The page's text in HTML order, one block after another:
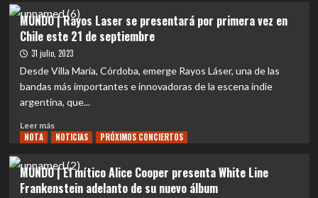
MUNDO | Rayos Laser se presentará por primera vez en
Chile este 21 de septiembre
31 julio, 2023
Desde Villa María, Córdoba, emerge Rayos Láser, una de las
bandas más importantes e innovadoras de la escena indie
argentina, que...
Leer másLeer
más
MUNDO
|
Rayos
NOTA NOTICIAS PRÓXIMOS CONCIERTOS
MUNDO | El mítico Alice Cooper presenta White Line
Frankenstein adelanto de su nuevo álbum